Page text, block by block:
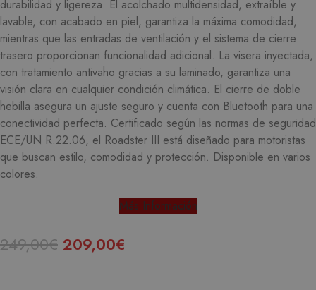
durabilidad y ligereza. El acolchado multidensidad, extraíble y
lavable, con acabado en piel, garantiza la máxima comodidad,
mientras que las entradas de ventilación y el sistema de cierre
trasero proporcionan funcionalidad adicional. La visera inyectada,
con tratamiento antivaho gracias a su laminado, garantiza una
visión clara en cualquier condición climática. El cierre de doble
hebilla asegura un ajuste seguro y cuenta con Bluetooth para una
conectividad perfecta. Certificado según las normas de seguridad
ECE/UN R.22.06, el Roadster III está diseñado para motoristas
que buscan estilo, comodidad y protección. Disponible en varios
colores.
Más Información
249,00€ 209,00€